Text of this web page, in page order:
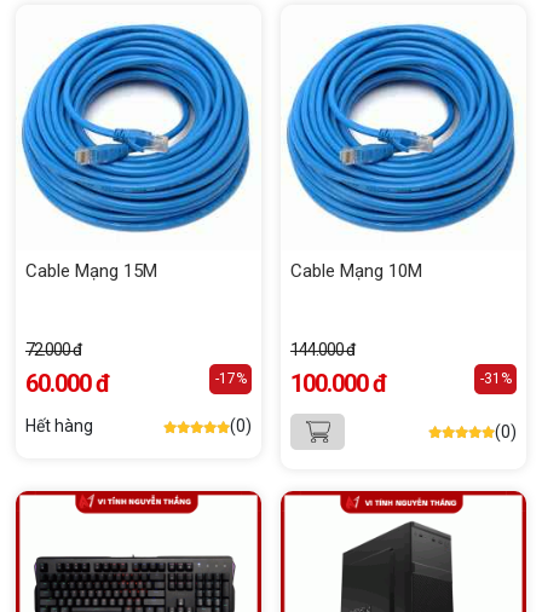
Cable Mạng 15M
72.000 đ
60.000 đ -17%
Hết hàng (0)
Cable Mạng 10M
144.000 đ
100.000 đ -31%
(0)